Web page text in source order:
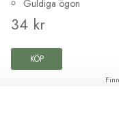
Guldiga ögon
34 kr
KÖP